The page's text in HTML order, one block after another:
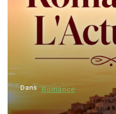
Dans Romance